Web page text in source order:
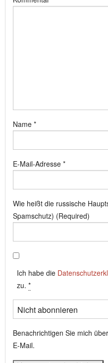
Name *
E-Mail-Adresse *
Wie heißt die russische
Spamschutz) (Required)
Ich habe die
zu. *
Benachrichtigen Sie mich
E-Mail.